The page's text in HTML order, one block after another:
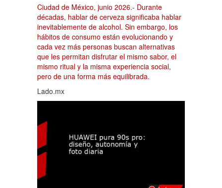
Ciudad de México, junio 2026.- Durante
décadas, hablar de cerveza significaba hablar
inevitablemente de alcohol. Sin embargo, los
hábitos de consumo están evolucionando y
cada vez más personas buscan alternativas
que les permitan disfrutar el mismo sabor, el
mismo ritual y la misma experiencia social,
pero de una forma más equilibrada.
Lado.mx